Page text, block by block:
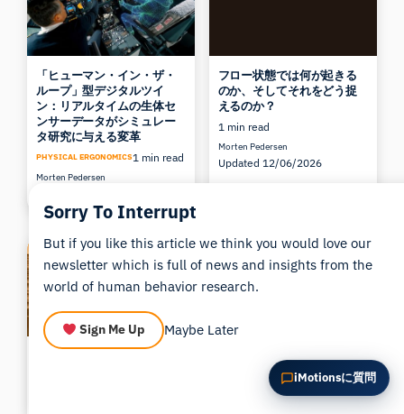
「ヒューマン・イン・ザ・
ループ」型デジタルツイ
ン：リアルタイムの生体セ
ンサーデータがシミュレー
タ研究に与える変革
PHYSICAL ERGONOMICS1 min read
Morten Pedersen
フロー状態では何が起きる
のか、そしてそれをどう捉
えるのか？
1 min read
Morten Pedersen
Updated 12/06/2026
における恐怖の生体認証
iMotionsに質問
この記事について質問
この記事を要約
なぜこれが重要ですか？
これをどう応用できますか？
Sorry To Interrupt
But if you like this article we think you would love our
newsletter which is full of news and insights from the
world of human behavior research.
Sign Me Up Maybe Later